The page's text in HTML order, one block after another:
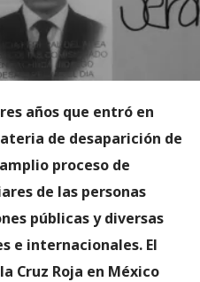
años que entró en
de desaparición de
proceso de
de las personas
públicas y diversas
e internacionales. El
Cruz Roja en México